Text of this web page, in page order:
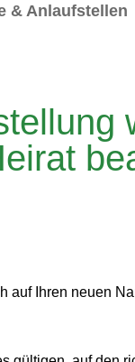
& Anlaufstellen
auf Ihren neuen